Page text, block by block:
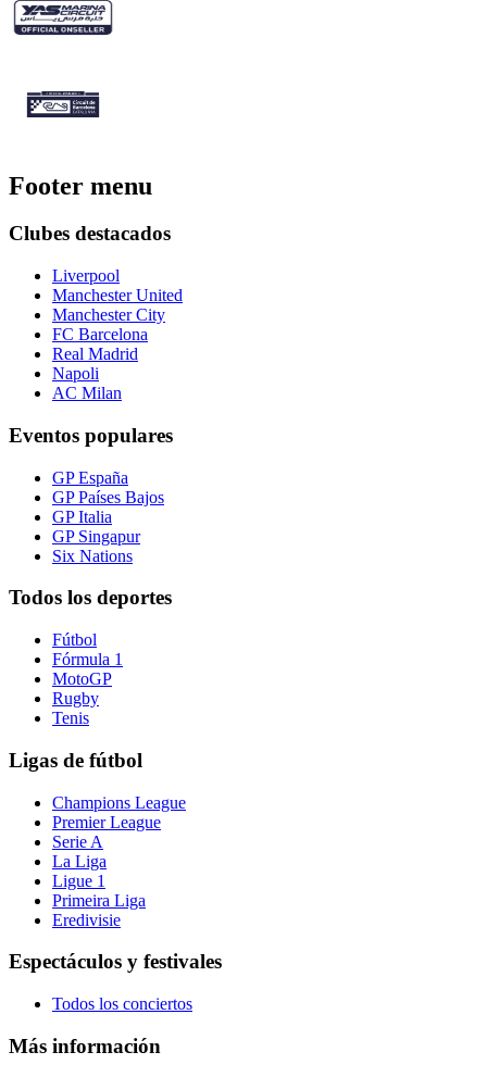
Footer menu
Clubes destacados
Liverpool
Manchester United
Manchester City
FC Barcelona
Real Madrid
Napoli
AC Milan
Eventos populares
GP España
GP Países Bajos
GP Italia
GP Singapur
Six Nations
Todos los deportes
Fútbol
Fórmula 1
MotoGP
Rugby
Tenis
Ligas de fútbol
Champions League
Premier League
Serie A
La Liga
Ligue 1
Primeira Liga
Eredivisie
Espectáculos y festivales
Todos los conciertos
Más información